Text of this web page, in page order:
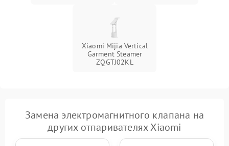
Xiaomi Mijia Vertical
Garment Steamer
ZQGTJ02KL
Замена электромагнитного клапана на
других отпаривателях Xiaomi